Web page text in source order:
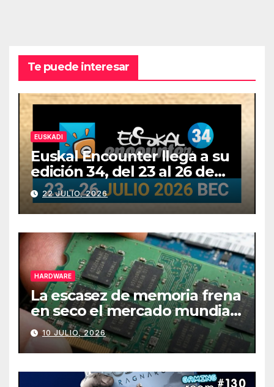
Te puede interesar
EUSKADI
Euskal Encounter llega a su
edición 34, del 23 al 26 de
julio
22 JULIO, 2026
HARDWARE
La escasez de memoria frena
en seco el mercado mundial
de PCs
10 JULIO, 2026